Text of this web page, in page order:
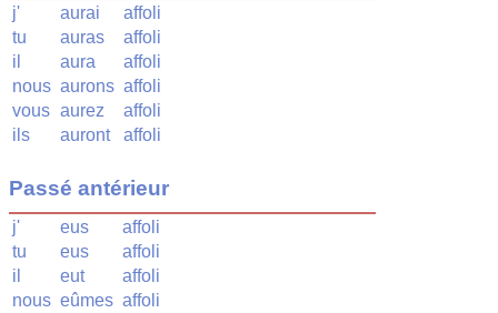
j' aurai
affoli
tu
auras
affoli
il
aura
affoli
nous aurons affoli
vous aurez
affoli
ils
auront affoli
Passé antérieur
j' eus
affoli
tu
eus
affoli
il
eut
affoli
nous eûmes affoli